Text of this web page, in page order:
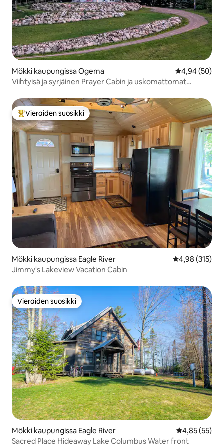
Mökki kaupungissa Ogema
4,94 (50)
Viihtyisä ja syrjäinen Prayer Cabin ja uskomattomat
Vieraiden suosikkien parhaimmistoa
Vieraiden suosikki
Mökki kaupungissa Eagle River
4,98 (315)
Jimmy's Lakeview Vacation Cabin
Vieraiden suosikki
Vieraiden suosikki
Mökki kaupungissa Eagle River
4,85 (55)
Sacred Place Hideaway Lake Columbus Water front